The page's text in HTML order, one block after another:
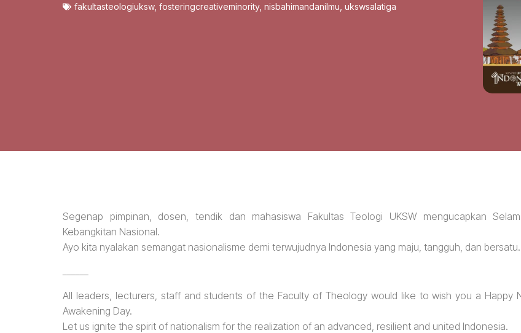
fakultasteologiuksw, fosteringcreativeminority, nisbahimandanilmu ukswsalatiga
Segenap pimpinan, dosen, tendik dan mahasiswa Fakultas Teologi UKSW mengucapkan
Kebangkitan Nasional.
Ayo kita nyalakan semangat nasionalisme demi terwujudnya Indonesia yang maju, tangguh, dan bersatu.
All leaders, lecturers, staff and students of the Faculty of Theology would like to wish you a Happy
Awakening Day.
Let us ignite the spirit of nationalism for the realization of an advanced, resilient and united Indonesia.